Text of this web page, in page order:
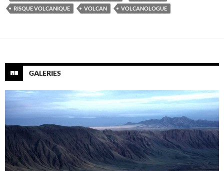
RISQUE VOLCANIQUE
VOLCAN VOLCANOLOGUE
GALERIES